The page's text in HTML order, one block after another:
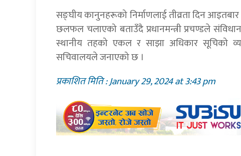
सङ्घीय कानुनहरूको निर्माणलाई तीव्रता दिन
छलफल चलाएको बताउँदै प्रधानमन्त्री प्रचण्डले
स्थानीय तहको एकल र साझा अधिकार सूचिको
सचिवालयले जनाएको छ ।
प्रकाशित मिति : January 29, 2024 at 3:43 pm